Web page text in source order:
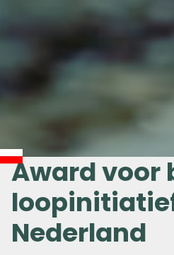
Award voor
Nederland